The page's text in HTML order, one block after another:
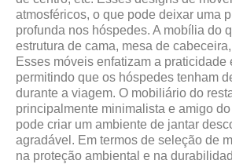
atmosféricos, o que pode deixar uma
profunda nos hóspedes. A mobília do
estrutura de cama, mesa de
Esses móveis enfatizam a praticidade
permitindo que os hóspedes tenham
durante a viagem. O mobiliário do
principalmente minimalista e amigo
pode criar um ambiente de jantar
agradável. Em termos de seleção de
na proteção ambiental e na